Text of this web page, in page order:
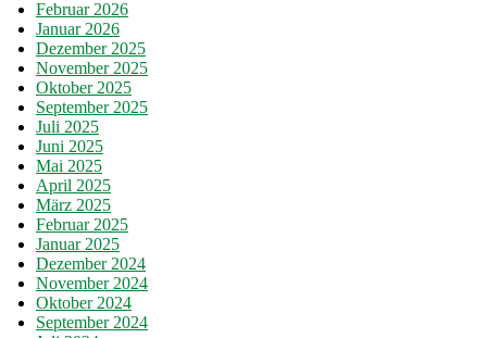
Februar 2026
Januar 2026
Dezember 2025
November 2025
Oktober 2025
September 2025
Juli 2025
Juni 2025
Mai 2025
April 2025
März 2025
Februar 2025
Januar 2025
Dezember 2024
November 2024
Oktober 2024
September 2024